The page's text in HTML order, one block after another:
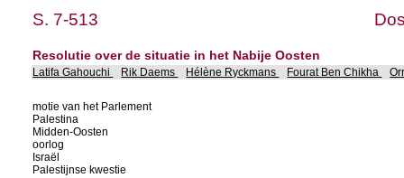
S. 7-513
Resolutie over de situatie in het Nabije Oosten
Latifa Gahouchi Rik Daems Hélène Ryckmans Fourat Ben Chikha
motie van het Parlement
Palestina
Midden-Oosten
oorlog
Israël
Palestijnse kwestie